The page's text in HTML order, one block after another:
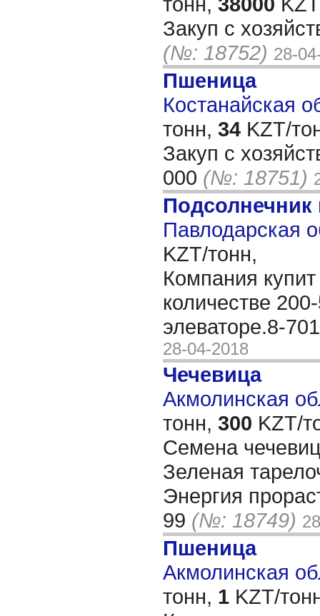
Закуп с
(№: 18752) 28-
Пшеница
Костанайская
тонн, 34 KZT/
Закуп с
000 (№: 18751)
Павлодарская
KZT/тонн,
Компания
количестве
элеваторе.8-
28-04-2018
Чечевица
Акмолинская
тонн, 300 KZT/
Семена
Зеленая
Энергия
99 (№: 18749)
Пшеница
Акмолинская
тонн, 1 KZT/